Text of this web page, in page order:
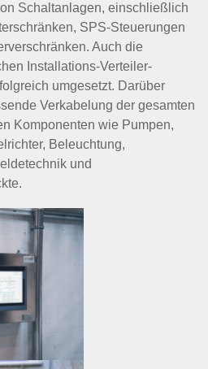
Schaltanlagen, einschließlich
SPS-Steuerungen
Auch die
Installations-Verteiler-
umgesetzt. Darüber
Verkabelung der gesamten
Komponenten wie Pumpen,
Beleuchtung,
und